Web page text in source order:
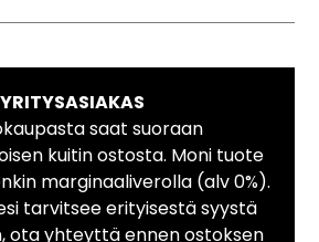
YRITYSASIAKAS
saat suoraan
kuitin ostosta. Moni tuote
marginaaliverolla (alv 0%).
tarvitsee erityisestä syystä
ota yhteyttä ennen ostoksen